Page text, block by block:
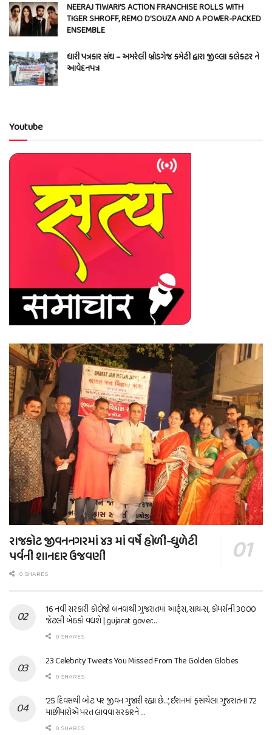
NEERAJ TIWARI’S ACTION FRANCHISE ROLLS WITH
TIGER SHROFF, REMO D’SOUZA AND A POWER-PACKED
ENSEMBLE
ધારી પત્રકાર સંઘ – અમરેલી બ્રોડગેજ કમેટી દ્વારા જીલ્લા કલેકટર ને
આવેદનપત્ર
Youtube
રાજકોટ જીવનનગરમાં ૪૩ માં વર્ષે હોળી-ધુળેટી
પર્વની શાનદાર ઉજવણી
0 SHARES
16 નવી સરકારી કોલેજો બનવાથી ગુજરાતમાં આર્ટ્સ, સાયન્સ, કોમર્સની 3000
જેટલી બેઠકો વધશે | gujarat gover…
0 SHARES
23 Celebrity Tweets You Missed From The Golden Globes
0 SHARES
’25 દિવસથી બોટ પર જીવન ગુજારી રહ્યા છે…’, ઈરાનમાં ફસાયેલા ગુજરાતના 72
માછીમારોએ પરત લાવવા સરકારને …
0 SHARES